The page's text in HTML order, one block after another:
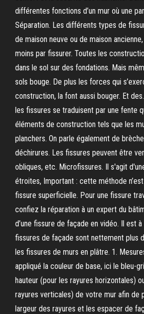
différentes fonctions d’un mur où une
Séparation. Les différents types de
de maison neuve ou de maison
moins par fissurer. Toutes les
dans le sol sur des fondations. Mais
sols bouge. De plus les forces qui
construction, la font aussi bouger. Et
les fissures se traduisent par une fente
éléments de construction tels que les
planchers. On parle également de
déchirures. Les fissures peuvent être
obliques, etc. Microfissures. Il s'agit
étroites, Important : cette méthode
fissure superficielle. Pour une fissure
confiez la réparation à un expert du
d’une fissure de façade en vidéo. Il est
fissures de façade sont nettement plus
les fissures de murs en plâtre. 1.
appliqué la couleur de base, ici le bleu-
hauteur (pour les rayures horizontales)
rayures verticales) de votre mur afin de
largeur des rayures et les espacer de